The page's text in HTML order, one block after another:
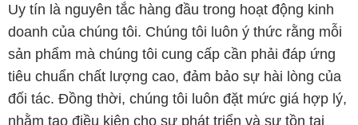
Uy tín là nguyên tắc hàng đầu trong hoạt động kinh
doanh của chúng tôi. Chúng tôi luôn ý thức rằng mỗi
sản phẩm mà chúng tôi cung cấp cần phải đáp ứng
tiêu chuẩn chất lượng cao, đảm bảo sự hài lòng của
đối tác. Đồng thời, chúng tôi luôn đặt mức giá hợp lý,
nhằm tạo điều kiện cho sự phát triển và sự tồn tại